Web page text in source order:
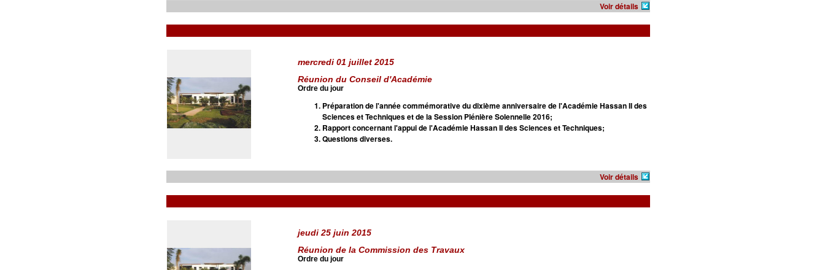
Voir détails
mercredi 01 juillet 2015
Réunion du Conseil d'Académie
Ordre du jour
Préparation de l'année commémorative du dixième anniversaire de l'Académie Hassan II des
Sciences et Techniques et de la Session Plénière Solennelle 2016;
Rapport concernant l'appui de l'Académie Hassan II des Sciences et Techniques;
Questions diverses.
Voir détails
jeudi 25 juin 2015
Réunion de la Commission des Travaux
Ordre du jour